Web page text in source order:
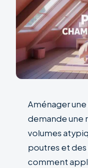
Aménager
demande une
volumes
poutres et
comment